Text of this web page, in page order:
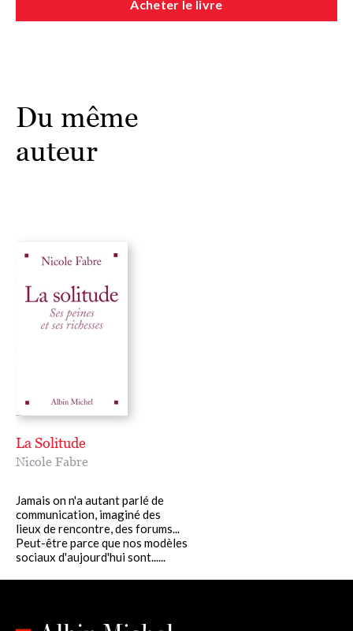
Acheter le livre
Du même
auteur
La Solitude
Nicole Fabre
Jamais on n'a autant parlé de
communication, imaginé des
lieux de rencontre, des forums...
Peut-être parce que nos modèles
sociaux d'aujourd'hui sont......